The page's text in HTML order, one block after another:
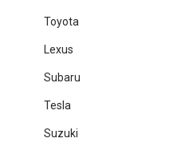
Toyota
Lexus
Subaru
Tesla
Suzuki